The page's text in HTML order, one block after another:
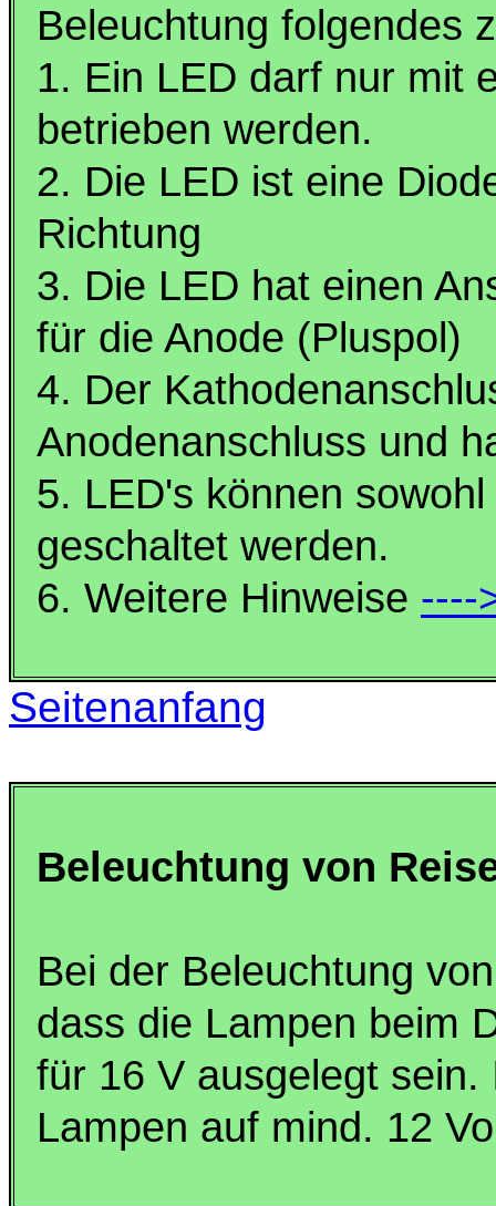
Beleuchtung folgendes
1. Ein LED darf nur mit
betrieben werden.
2. Die LED ist eine
Richtung
3. Die LED hat einen
für die Anode (Pluspol)
4. Der
Anodenanschluss und
5. LED's können
geschaltet werden.
6. Weitere Hinweise ----
Seitenanfang
Beleuchtung von
Bei der Beleuchtung
dass die Lampen beim
für 16 V ausgelegt
Lampen auf mind. 12